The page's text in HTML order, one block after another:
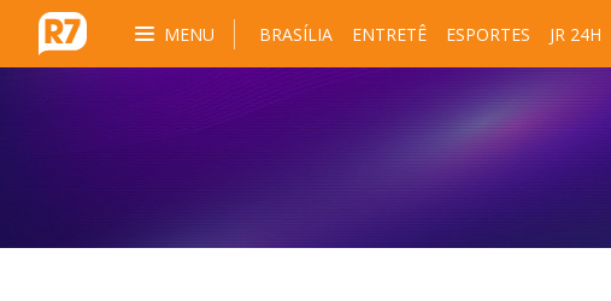
MENU BRASÍLIA ENTRETÊ ESPORTES JR 24H